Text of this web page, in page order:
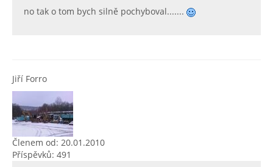
no tak o tom bych silně pochyboval.......
Jiří Forro
Členem od: 20.01.2010
Příspěvků: 491